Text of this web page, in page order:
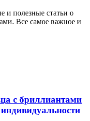
и полезные статьи о
Все самое важное и
с бриллиантами